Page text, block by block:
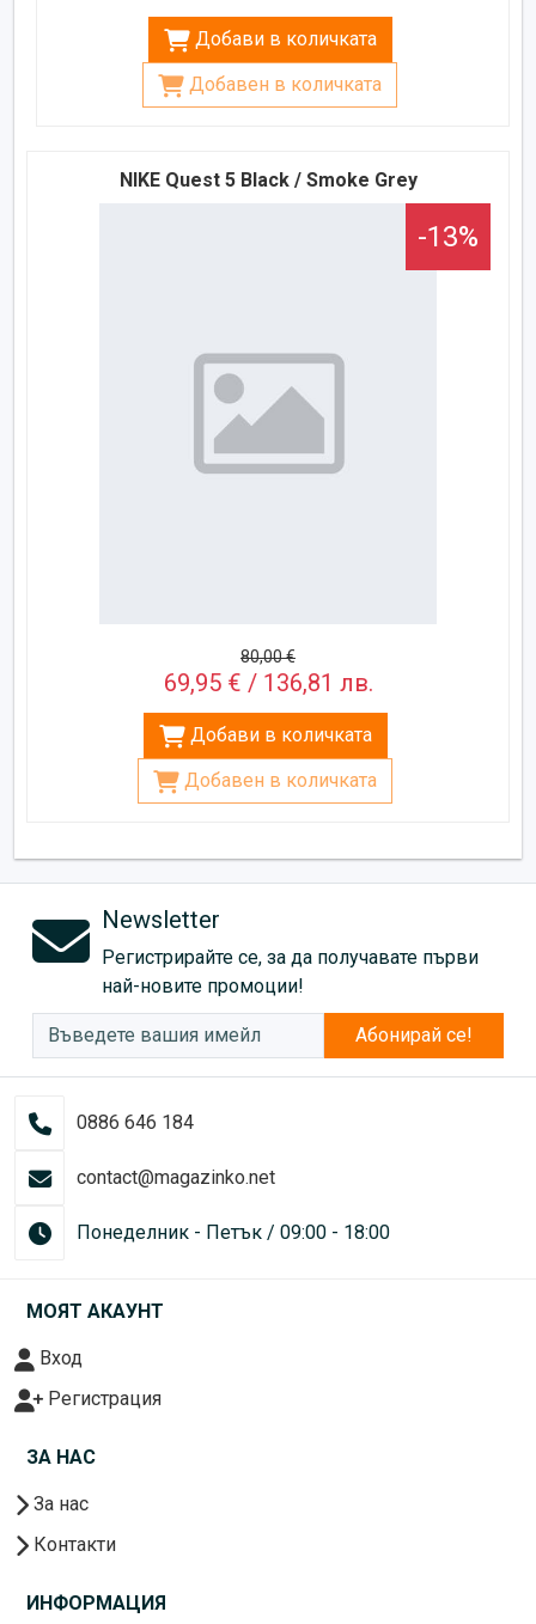
Добави в количката
Добавен в количката
NIKE Quest 5 Black / Smoke Grey
-13%
80,00 €
69,95 € / 136,81 лв.
Добави в количката
Добавен в количката
Newsletter
Регистрирайте се, за да получавате първи
най-новите промоции!
Абонирай се!
0886 646 184
contact@magazinko.net
Понеделник - Петък / 09:00 - 18:00
МОЯТ АКАУНТ
Вход
Регистрация
ЗА НАС
За нас
Контакти
ИНФОРМАЦИЯ